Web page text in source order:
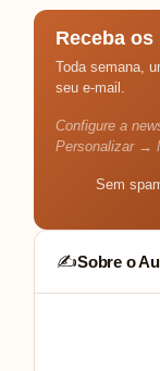
Receba
Toda semana,
seu e-mail.
Configure a
Personalizar →
Sem
✍️Sobre o